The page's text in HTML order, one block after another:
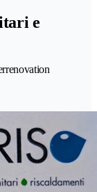
e